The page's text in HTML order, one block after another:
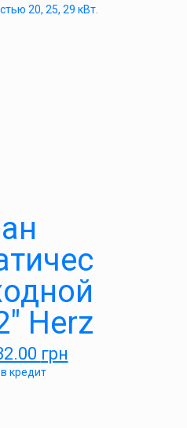
20, 25, 29 кВт.
Herz
грн
кредит